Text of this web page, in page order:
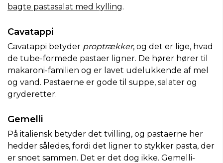
bagte pastasalat med kylling.
Cavatappi
Cavatappi betyder proptrækker, og det er lige, hvad
de tube-formede pastaer ligner. De hører hører til
makaroni-familien og er lavet udelukkende af mel
og vand. Pastaerne er gode til suppe, salater og
gryderetter.
Gemelli
På italiensk betyder det tvilling, og pastaerne her
hedder således, fordi det ligner to stykker pasta, der
er snoet sammen. Det er det dog ikke. Gemelli-